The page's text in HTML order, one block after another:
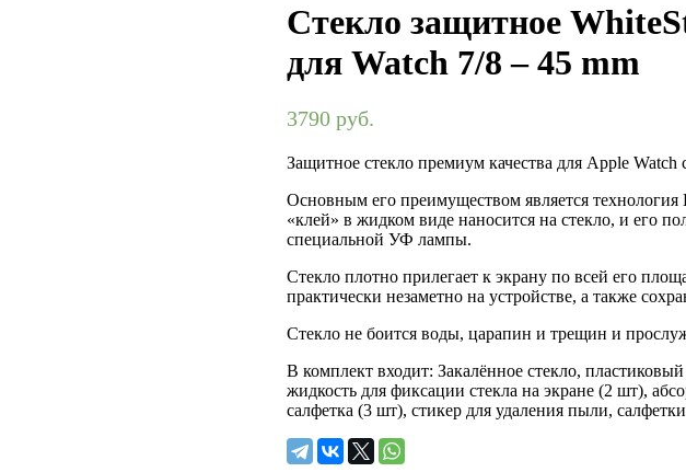
Стекло защитное
для Watch 7/8 – 45 mm
3790 руб.
Защитное стекло премиум качества для Apple
Основным его преимуществом является
«клей» в жидком виде наносится на стекло, и его
специальной УФ лампы.
Стекло плотно прилегает к экрану по всей его
практически незаметно на устройстве, а также
Стекло не боится воды, царапин и трещин и
В комплект входит: Закалённое стекло,
жидкость для фиксации стекла на экране (2 шт),
салфетка (3 шт), стикер для удаления пыли,